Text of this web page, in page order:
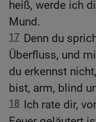
heiß, werde ich
Mund.
17 Denn du
Überfluss, und
du erkennst
bist, arm, blind
18 Ich rate dir,